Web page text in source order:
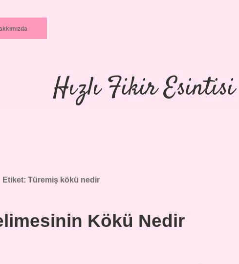
Hızlı Fikir Esintisi
Etiket:Türemiş kökü nedir
Kökü Nedir